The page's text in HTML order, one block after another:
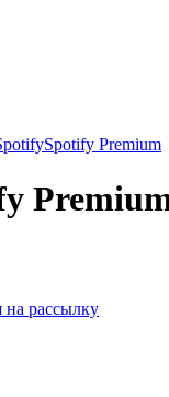
Spotify Premium
на рассылку